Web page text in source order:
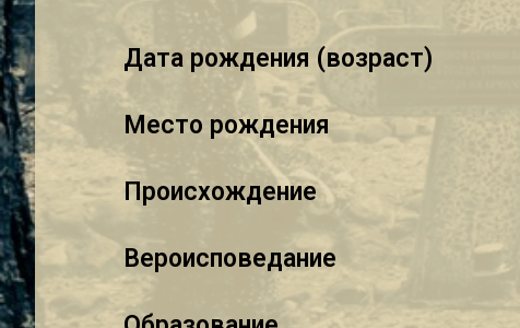
Дата рождения (возраст)
Место рождения
Происхождение
Вероисповедание